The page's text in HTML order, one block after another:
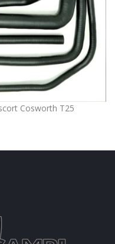
Cosworth T25